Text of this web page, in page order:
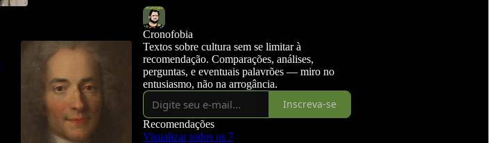
Cronofobia
Textos sobre cultura sem se limitar à
recomendação. Comparações, análises,
perguntas, e eventuais palavrões — miro no
entusiasmo, não na arrogância.
Inscreva-se
Recomendações
Visualizar todos os 7